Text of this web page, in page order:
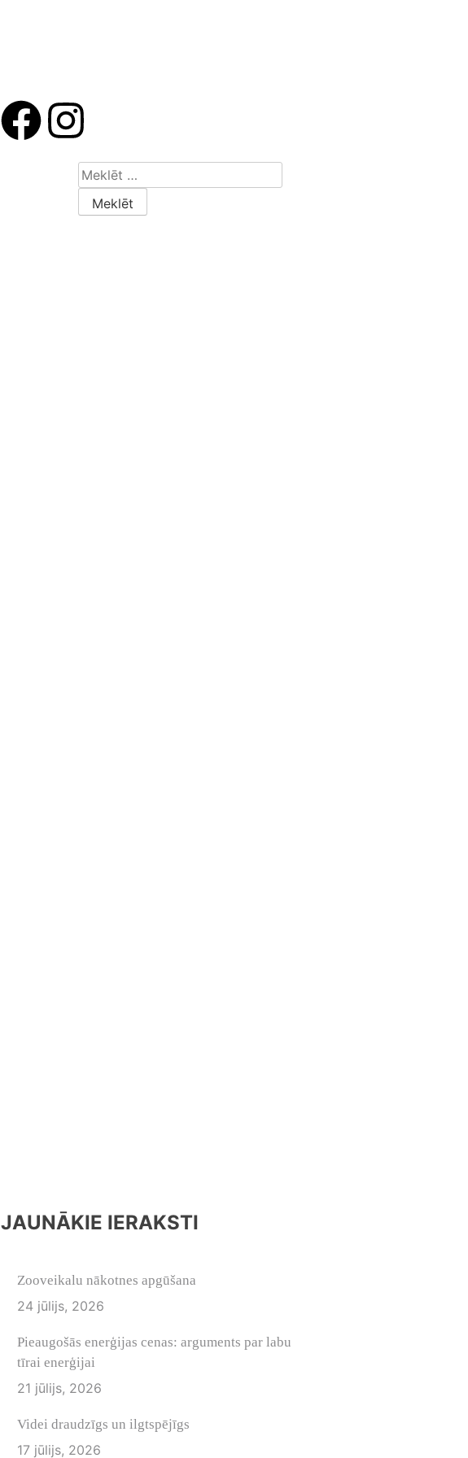
JAUNĀKIE IERAKSTI
Zooveikalu nākotnes apgūšana
24 jūlijs, 2026
Pieaugošās enerģijas cenas: arguments par labu
tīrai enerģijai
21 jūlijs, 2026
Videi draudzīgs un ilgtspējīgs
17 jūlijs, 2026